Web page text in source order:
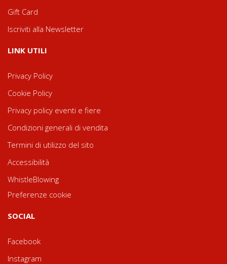
Gift Card
Iscriviti alla Newsletter
LINK UTILI
Privacy Policy
Cookie Policy
Privacy policy eventi e fiere
Condizioni generali di vendita
Termini di utilizzo del sito
Accessibilità
WhistleBlowing
Preferenze cookie
SOCIAL
Facebook
Instagram